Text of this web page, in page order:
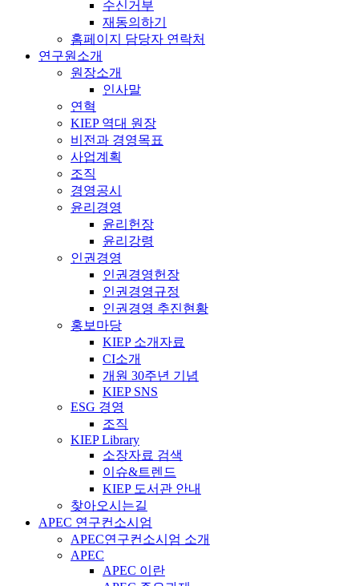
수신거부
재동의하기
홈페이지 담당자 연락처
연구원소개
원장소개
인사말
연혁
KIEP 역대 원장
비전과 경영목표
사업계획
조직
경영공시
윤리경영
윤리헌장
윤리강령
인권경영
인권경영헌장
인권경영규정
인권경영 추진현황
홍보마당
KIEP 소개자료
CI소개
개원 30주년 기념
KIEP SNS
ESG 경영
조직
KIEP Library
소장자료 검색
이슈&트렌드
KIEP 도서관 안내
찾아오시는길
APEC 연구컨소시엄
APEC연구컨소시엄 소개
APEC
APEC 이란